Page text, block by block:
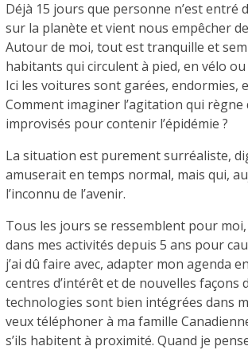
Déjà 15 jours que personne n’est entré
sur la planète et vient nous empêcher
Autour de moi, tout est tranquille et
habitants qui circulent à pied, en vélo
Ici les voitures sont garées, endormies,
Comment imaginer l’agitation qui
improvisés pour contenir l’épidémie ?
La situation est purement surréaliste,
amuserait en temps normal, mais qui,
l’inconnu de l’avenir.
Tous les jours se ressemblent pour
dans mes activités depuis 5 ans pour
j’ai dû faire avec, adapter mon agenda
centres d’intérêt et de nouvelles façons
technologies sont bien intégrées dans
veux téléphoner à ma famille
s’ils habitent à proximité. Quand je